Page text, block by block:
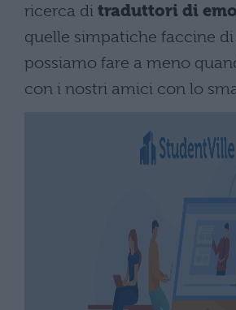
ricerca di traduttori di
quelle simpatiche faccine
possiamo fare a meno
con i nostri amici con lo